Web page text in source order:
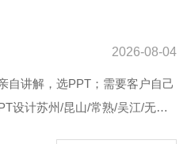
2026-08-04
自讲解，选PPT；需要客户自己
设计苏州/昆山/常熟/吴江/无锡